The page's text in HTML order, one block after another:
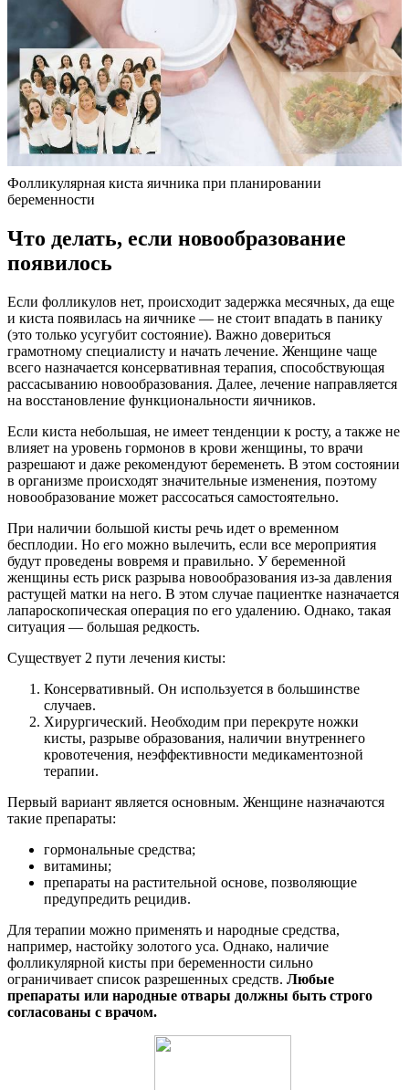
Фолликулярная киста яичника при планировании
беременности
Что делать, если новообразование
появилось
Если фолликулов нет, происходит задержка месячных, да еще
и киста появилась на яичнике — не стоит впадать в панику
(это только усугубит состояние). Важно довериться
грамотному специалисту и начать лечение. Женщине чаще
всего назначается консервативная терапия, способствующая
рассасыванию новообразования. Далее, лечение направляется
на восстановление функциональности яичников.
Если киста небольшая, не имеет тенденции к росту, а также не
влияет на уровень гормонов в крови женщины, то врачи
разрешают и даже рекомендуют беременеть. В этом состоянии
в организме происходят значительные изменения, поэтому
новообразование может рассосаться самостоятельно.
При наличии большой кисты речь идет о временном
бесплодии. Но его можно вылечить, если все мероприятия
будут проведены вовремя и правильно. У беременной
женщины есть риск разрыва новообразования из-за давления
растущей матки на него. В этом случае пациентке назначается
лапароскопическая операция по его удалению. Однако, такая
ситуация — большая редкость.
Существует 2 пути лечения кисты:
Консервативный. Он используется в большинстве
случаев.
Хирургический. Необходим при перекруте ножки
кисты, разрыве образования, наличии внутреннего
кровотечения, неэффективности медикаментозной
терапии.
Первый вариант является основным. Женщине назначаются
такие препараты:
гормональные средства;
витамины;
препараты на растительной основе, позволяющие
предупредить рецидив.
Для терапии можно применять и народные средства,
например, настойку золотого уса. Однако, наличие
фолликулярной кисты при беременности сильно
ограничивает список разрешенных средств. Любые
препараты или народные отвары должны быть строго
согласованы с врачом.